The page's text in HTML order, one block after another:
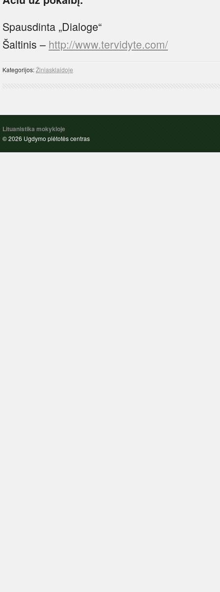
Spausdinta „Dialoge“
Šaltinis – http://www.tervidyte.com/
Kategorijos:Žiniasklaidoje
Lituanistika mokykloje
© 2026 Ugdymo plėtotės centras